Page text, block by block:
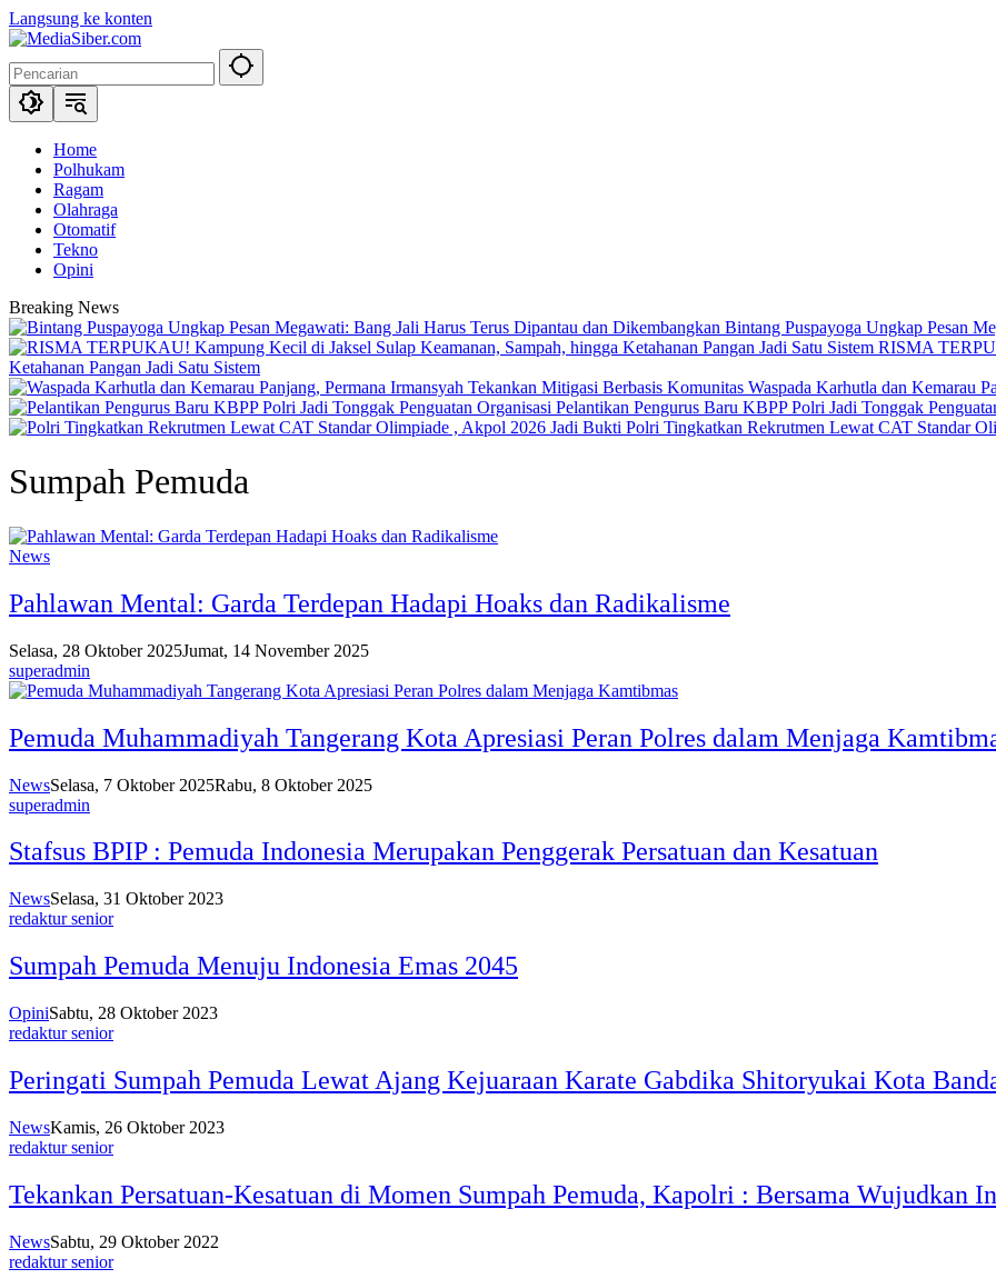
Langsung ke konten
Home
Polhukam
Ragam
Olahraga
Otomatif
Tekno
Opini
Breaking News
Bintang Puspayoga Ungkap Pesan
RISMA
Ketahanan Pangan Jadi Satu Sistem
Waspada Karhutla dan Kemarau
Pelantikan Pengurus Baru KBPP Polri Jadi Tonggak
Polri Tingkatkan Rekrutmen Lewat CAT Standar
Sumpah Pemuda
News
Pahlawan Mental: Garda Terdepan Hadapi Hoaks dan Radikalisme
Selasa, 28 Oktober 2025Jumat, 14 November 2025
superadmin
Pemuda Muhammadiyah Tangerang Kota Apresiasi Peran Polres dalam Menjaga
NewsSelasa, 7 Oktober 2025Rabu, 8 Oktober 2025
superadmin
Stafsus BPIP : Pemuda Indonesia Merupakan Penggerak Persatuan dan Kesatuan
NewsSelasa, 31 Oktober 2023
redaktur senior
Sumpah Pemuda Menuju Indonesia Emas 2045
OpiniSabtu, 28 Oktober 2023
redaktur senior
Peringati Sumpah Pemuda Lewat Ajang Kejuaraan Karate Gabdika Shitoryukai Kota
NewsKamis, 26 Oktober 2023
redaktur senior
Tekankan Persatuan-Kesatuan di Momen Sumpah Pemuda, Kapolri : Bersama Wujudkan
NewsSabtu, 29 Oktober 2022
redaktur senior